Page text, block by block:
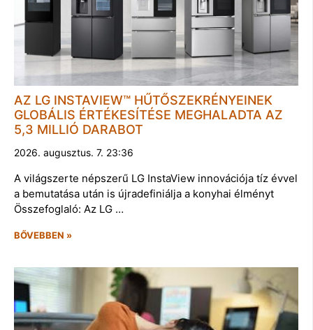
AZ LG INSTAVIEW™ HŰTŐSZEKRÉNYEINEK
GLOBÁLIS ÉRTÉKESÍTÉSE MEGHALADTA AZ
5,3 MILLIÓ DARABOT
2026. augusztus. 7. 23:36
A világszerte népszerű LG InstaView innovációja tíz évvel
a bemutatása után is újradefiniálja a konyhai élményt
Összefoglaló: Az LG …
BŐVEBBEN »